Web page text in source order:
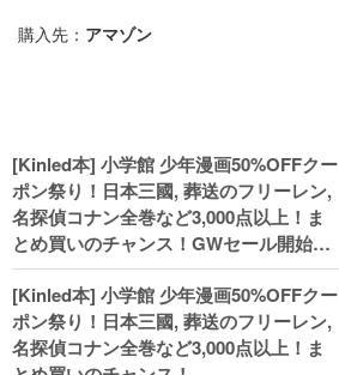
購入先： アマゾン
[Kinled本] 小学館 少年漫画50%OFFクー
ポン祭り！日本三國, 葬送のフリーレン,
名探偵コナン全巻など3,000点以上！ま
とめ買いのチャンス！GWセール開始！
人気コミック多数 カドカワ祭やIT関連本
がセールに！
[Kinled本] 小学館 少年漫画50%OFFクー
ポン祭り！日本三國, 葬送のフリーレン,
名探偵コナン全巻など3,000点以上！ま